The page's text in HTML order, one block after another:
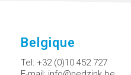
Belgique
Tel: +32 (0)10 452 727